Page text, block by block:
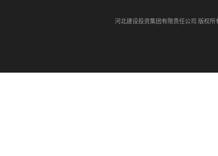
河北建设投资集团有限责任公司 版权所